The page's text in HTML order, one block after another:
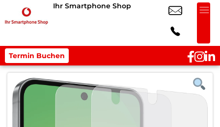
Ihr Smartphone Shop
Termin Buchen